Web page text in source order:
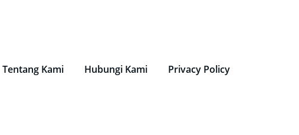
Tentang Kami Hubungi Kami Privacy Policy